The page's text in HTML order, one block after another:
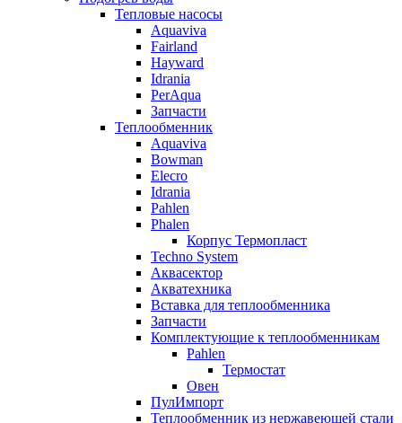
Тепловые насосы
Aquaviva
Fairland
Hayward
Idrania
PerAqua
Запчасти
Теплообменник
Aquaviva
Bowman
Elecro
Idrania
Pahlen
Phalen
Корпус Термопласт
Techno System
Аквасектор
Акватехника
Вставка для теплообменника
Запчасти
Комплектующие к теплообменникам
Pahlen
Термостат
Овен
ПулИмпорт
Теплообменник из нержавеющей стали